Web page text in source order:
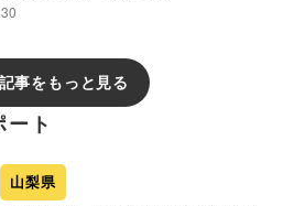
事をもっと見る
ート
山梨県